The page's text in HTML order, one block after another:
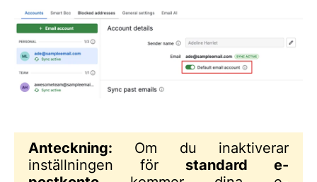
Anteckning: Om du inaktiverar
inställningen för standard e-